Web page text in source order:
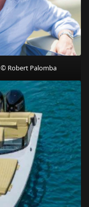
© Robert Palomba